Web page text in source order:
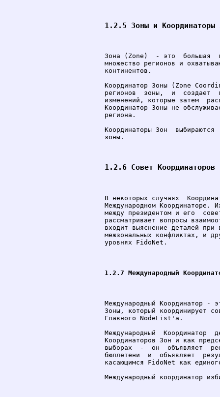
1.2.5 Зоны и Координаторы
Зона (Zone)  - это  большая
множество регионов и
континентов.
Координатор Зоны (Zone
регионов  зоны,  и  создает
изменений, которые затем
Координатор Зоны не
региона.
Координаторы Зон
зоны.
1.2.6 Совет Координаторов
В некоторых случаях
Международном Координаторе.
между президентом и его
рассматривает вопросы
входит выяснение деталей
межзональных конфликтах, и
уровнях FidoNet.
1.2.7 Международный
Международный Координатор -
Зоны, который координирует
Главного NodeList'а.
Международный  Координатор
Координаторов Зон и как
выборах  -  он  объявляет
бюллетени  и  объявляет
касающимся FidoNet как
Международный координатор